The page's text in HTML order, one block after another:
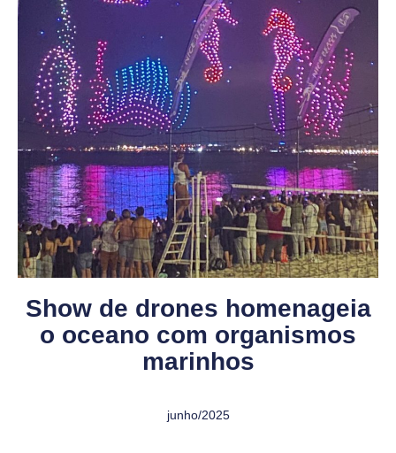
Show de drones homenageia
o oceano com organismos
marinhos
junho/2025